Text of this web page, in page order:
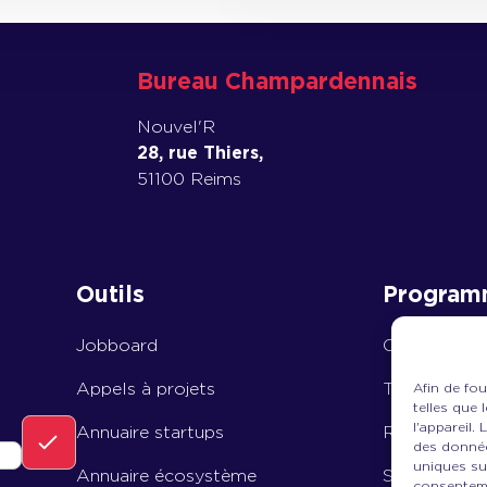
Afin de
telles que
l'appareil.
des
uniques
Bureau Champardennais
Nouvel'R
28, rue Thiers,
51100 Reims
Outils
Jobboard
Appels à projets
Annuaire startups
Annuaire écosystème
Central
Tremplin
Rise
Scale Up